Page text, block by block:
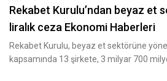
Rekabet Kurulu’ndan beyaz et
liralık ceza Ekonomi Haberleri
Rekabet Kurulu, beyaz et sektörüne
kapsamında 13 şirkete, 3 milyar 700